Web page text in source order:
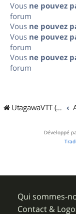
Vous ne pouvez
forum
Vous ne pouvez
Vous ne pouvez
forum
Vous ne pouvez
forum
UtagawaVTT (Randos VTT et VTTAE avec traces GPS)
Développé
Qui sommes-
Contact &